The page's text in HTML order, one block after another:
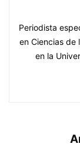
Periodista
en Ciencias de
en la